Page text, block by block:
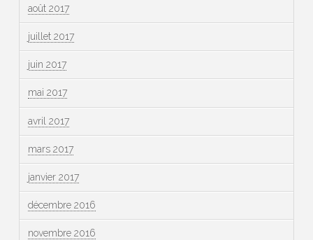
août 2017
juillet 2017
juin 2017
mai 2017
avril 2017
mars 2017
janvier 2017
décembre 2016
novembre 2016